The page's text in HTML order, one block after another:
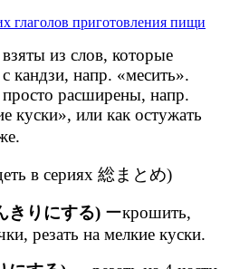
из слов, которые
кандзи, напр. «месить».
расширены, напр.
куски», или как остужать
в сериях 総まとめ)
きりにする) ーкрошить,
резать на мелкие куски.